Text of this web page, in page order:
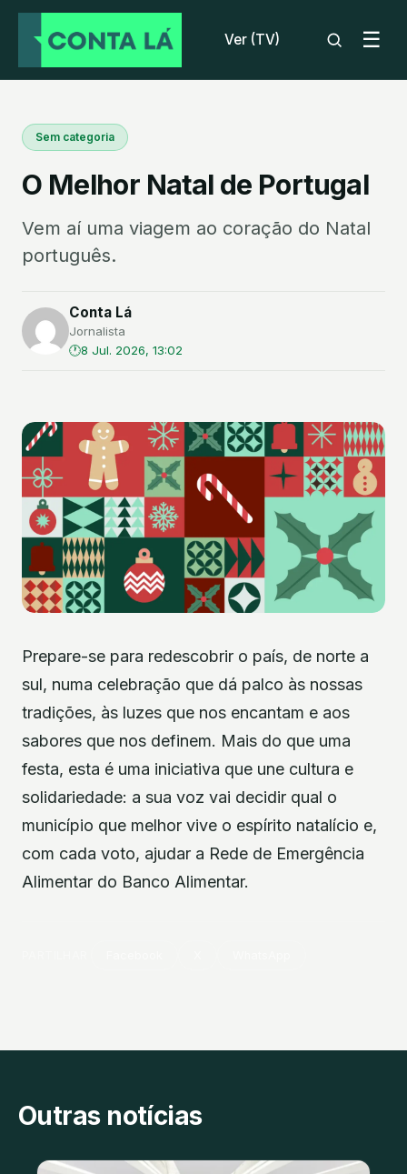
Ver (TV) ☰
Sem categoria
O Melhor Natal de Portugal
Vem aí uma viagem ao coração do Natal
português.
Conta Lá
Jornalista
8 Jul. 2026, 13:02
Prepare-se para redescobrir o país, de norte a
sul, numa celebração que dá palco às nossas
tradições, às luzes que nos encantam e aos
sabores que nos definem. Mais do que uma
festa, esta é uma iniciativa que une cultura e
solidariedade: a sua voz vai decidir qual o
município que melhor vive o espírito natalício e,
com cada voto, ajudar a Rede de Emergência
Alimentar do Banco Alimentar.
Outras notícias